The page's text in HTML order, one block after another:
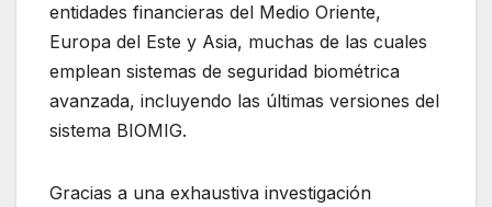
entidades financieras del Medio Oriente,
Europa del Este y Asia, muchas de las cuales
emplean sistemas de seguridad biométrica
avanzada, incluyendo las últimas versiones del
sistema BIOMIG.
Gracias a una exhaustiva investigación